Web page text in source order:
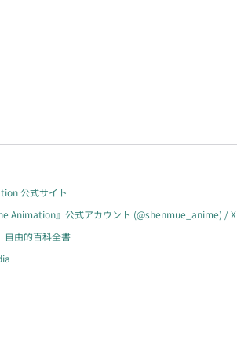
公式サイト
Animation』公式アカウント (@shenmue_anime) / X
自由的百科全書